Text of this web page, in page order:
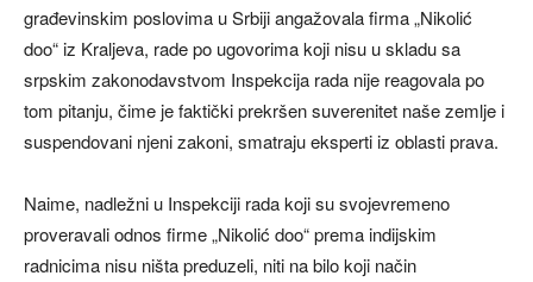
građevinskim poslovima u Srbiji angažovala firma „Nikolić
doo“ iz Kraljeva, rade po ugovorima koji nisu u skladu sa
srpskim zakonodavstvom Inspekcija rada nije reagovala po
tom pitanju, čime je faktički prekršen suverenitet naše zemlje i
suspendovani njeni zakoni, smatraju eksperti iz oblasti prava.
Naime, nadležni u Inspekciji rada koji su svojevremeno
proveravali odnos firme „Nikolić doo“ prema indijskim
radnicima nisu ništa preduzeli, niti na bilo koji način